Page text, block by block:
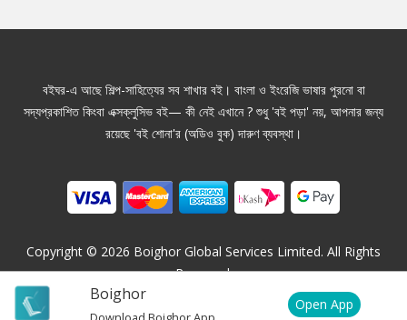
Boighor
Open App
বইঘর-এ আছে শিল্প-সাহিত্যের সব শাখার বই। বাংলা ও ইংরেজি ভাষার পুরনো বা
সদ্যপ্রকাশিত কিংবা এক্সক্লুসিভ বই— কী নেই এখানে ? শুধু 'বই পড়া' নয়, আপনার জন্য
রয়েছে 'বই শোনা'র (অডিও বুক) দারুণ ব্যবস্থা।
Copyright © 2026 Boighor Global Services Limited. All Rights
Reserved.